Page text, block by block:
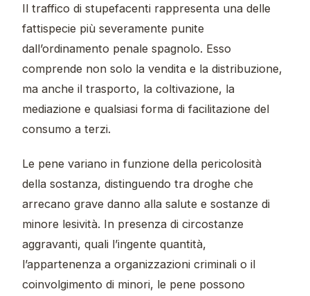
Il traffico di stupefacenti rappresenta una delle
fattispecie più severamente punite
dall’ordinamento penale spagnolo. Esso
comprende non solo la vendita e la distribuzione,
ma anche il trasporto, la coltivazione, la
mediazione e qualsiasi forma di facilitazione del
consumo a terzi.
Le pene variano in funzione della pericolosità
della sostanza, distinguendo tra droghe che
arrecano grave danno alla salute e sostanze di
minore lesività. In presenza di circostanze
aggravanti, quali l’ingente quantità,
l’appartenenza a organizzazioni criminali o il
coinvolgimento di minori, le pene possono